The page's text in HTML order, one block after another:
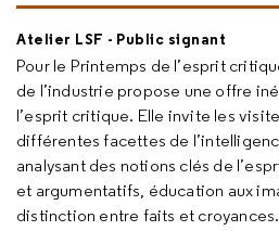
Atelier LSF - Public signant
Pour le Printemps de l’esprit
de l’industrie propose une offre
l’esprit critique. Elle invite les
différentes facettes de
analysant des notions clés de
et argumentatifs, éducation aux
distinction entre faits et croyances.